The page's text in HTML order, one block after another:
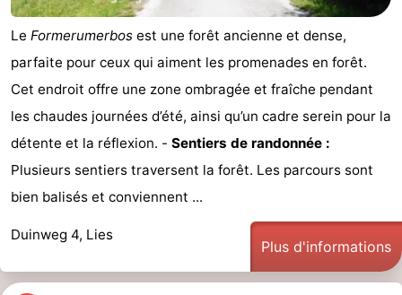
Le Formerumerbos est une forêt ancienne et dense,
parfaite pour ceux qui aiment les promenades en forêt.
Cet endroit offre une zone ombragée et fraîche pendant
les chaudes journées d’été, ainsi qu’un cadre serein pour la
détente et la réflexion. - Sentiers de randonnée :
Plusieurs sentiers traversent la forêt. Les parcours sont
bien balisés et conviennent ...
Duinweg 4, Lies
Plus d'informations